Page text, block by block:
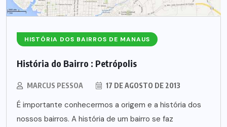
HISTÓRIA DOS BAIRROS DE MANAUS
História do Bairro : Petrópolis
MARCUS PESSOA 17 DE AGOSTO DE 2013
É importante conhecermos a origem e a história dos
nossos bairros. A história de um bairro se faz